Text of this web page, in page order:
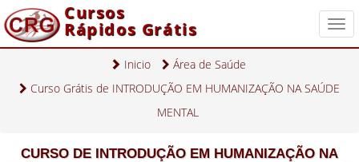
Cursos
Rápidos Grátis
Inicio
Área de Saúde
Curso Grátis de INTRODUÇÃO EM HUMANIZAÇÃO NA SAÚDE
MENTAL
CURSO DE INTRODUÇÃO EM HUMANIZAÇÃO NA